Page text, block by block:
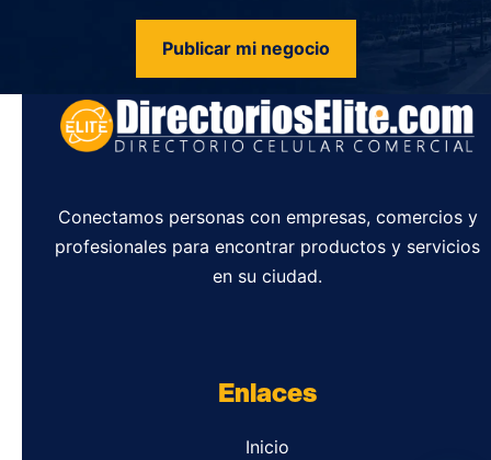
Publicar mi negocio
Conectamos personas con empresas, comercios y
profesionales para encontrar productos y servicios
en su ciudad.
Enlaces
Inicio